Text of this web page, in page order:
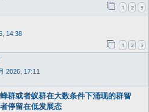
1 2 3
14:38
1 2 3
2026, 17:11
群或者蚁群在大数条件下涌现的群智
停留在低发展态